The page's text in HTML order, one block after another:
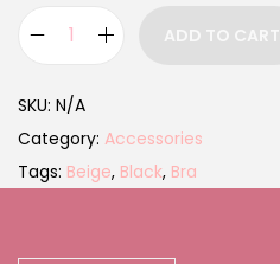
ADD TO CART
SKU: N/A
Category: Accessories
Tags: Beige, Black, Bra